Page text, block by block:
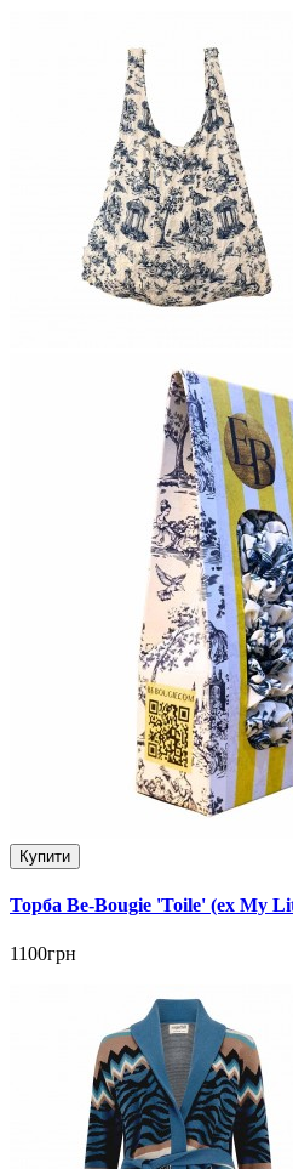
Купити
Торба Be-Bougie 'Toile' (ex My
1100грн